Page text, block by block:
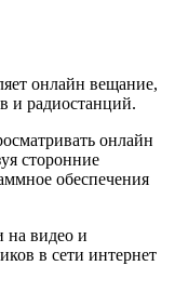
онлайн вещание,
и радиостанций.
онлайн
сторонние
обеспечения
на видео и
в сети интернет